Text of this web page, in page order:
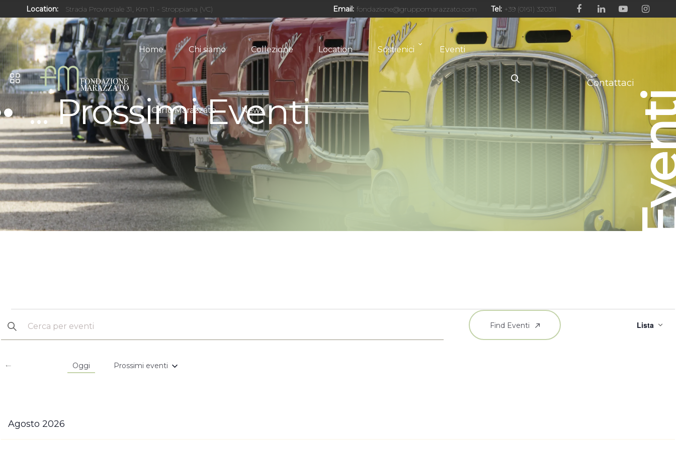
Location: Strada Provinciale 31, Km 11 - Stroppiana (VC) Email: fondazione@gruppomarazzato.com Tel: +39 (0161) 320311
Home Chi siamo Collezione Location Sostienici Eventi
Carlo Marazzato News
Contattaci
... Prossimi Eventi
Eventi
Ricerca
e
Parola
Chiave.
Find Eventi Lista
Oggi Prossimi eventi
Agosto 2026